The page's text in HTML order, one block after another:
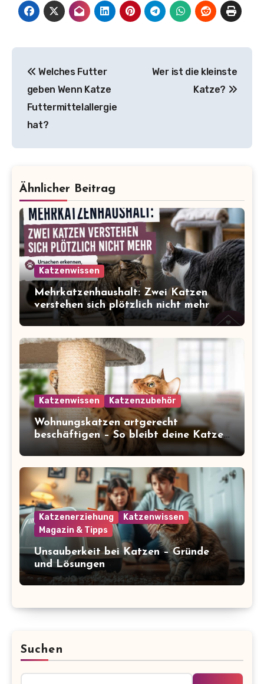
Welches Futter
geben Wenn Katze
Futtermittelallergie
hat?
Wer ist die kleinste
Katze?
Ähnlicher Beitrag
Katzenwissen
Mehrkatzenhaushalt: Zwei Katzen
verstehen sich plötzlich nicht mehr
Katzenwissen Katzenzubehör
Wohnungskatzen artgerecht
beschäftigen – So bleibt deine Katze
glücklich und gesund
Katzenerziehung
Katzenwissen
Magazin & Tipps
Unsauberkeit bei Katzen – Gründe
und Lösungen
Suchen